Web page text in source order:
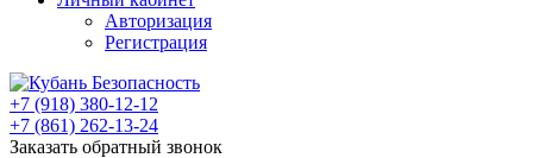
Авторизация
Регистрация
+7 (918) 380-12-12
+7 (861) 262-13-24
Заказать обратный звонок